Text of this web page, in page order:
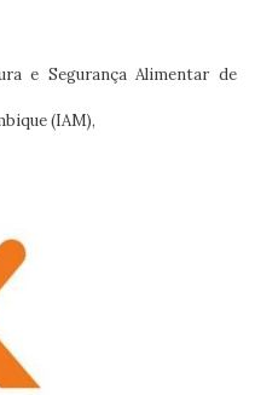
e Segurança Alimentar de
(IAM),